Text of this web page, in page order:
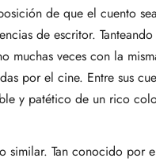
de que el cuento
de escritor.
muchas veces con la
por el cine. Entre sus
y patético de un rico
similar. Tan conocido